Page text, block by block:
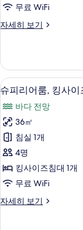
다
전
사
진
모
두
보
기
무료 WiFi
자세히 보기
스
코
니,
바
다
전
망
자
세
히
보
기
슈
피
리
어
룸,
킹
사
이
즈
9
슈피리어룸, 킹사
바다 전망
36㎡
침실 1개
4명
킹사이즈침대 1개
무료 WiFi
자세히 보기
슈